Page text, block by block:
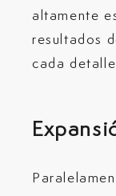
altamente
resultados
cada